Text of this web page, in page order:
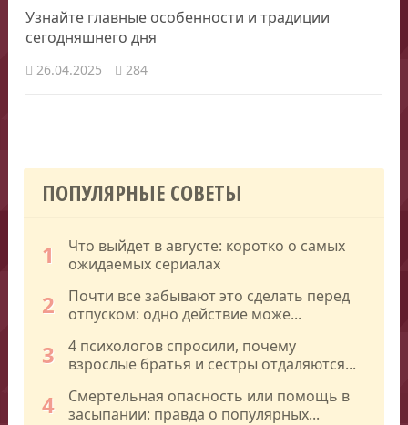
Узнайте главные особенности и традиции
сегодняшнего дня
26.04.2025 284
ПОПУЛЯРНЫЕ СОВЕТЫ
1
Что выйдет в августе: коротко о самых
ожидаемых сериалах
2
Почти все забывают это сделать перед
отпуском: одно действие може...
3
4 психологов спросили, почему
взрослые братья и сестры отдаляются...
4
Смертельная опасность или помощь в
засыпании: правда о популярных...